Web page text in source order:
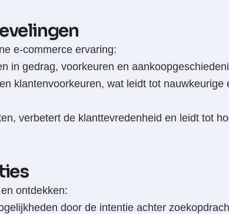
e-commerce ervaring:
in gedrag, voorkeuren en
klantenvoorkeuren, wat leidt tot nauwkeurige
verbetert de klanttevredenheid en leidt tot
ontdekken:
door de intentie achter